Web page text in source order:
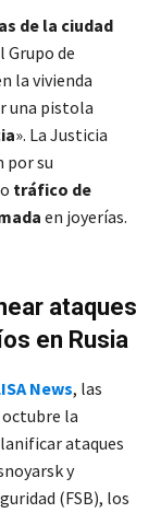
de la ciudad
Grupo de
la vivienda
una pistola
». La Justicia
por su
tráfico de
en joyerías.
ataques
en Rusia
News, las
octubre la
ataques
y
(FSB), los